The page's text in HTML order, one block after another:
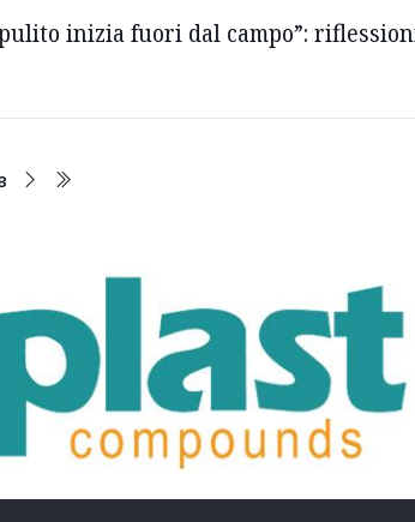
inizia fuori dal campo”: